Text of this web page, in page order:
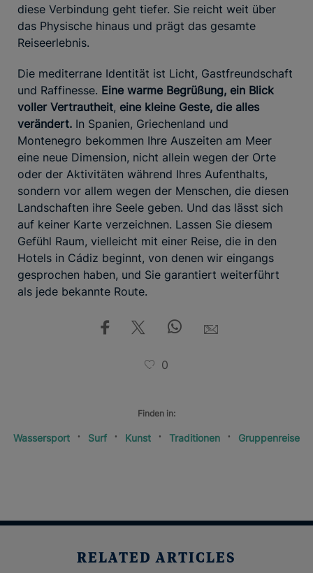
diese Verbindung geht tiefer. Sie reicht weit über
das Physische hinaus und prägt das gesamte
Reiseerlebnis.
Die mediterrane Identität ist Licht, Gastfreundschaft
und Raffinesse. Eine warme Begrüßung, ein Blick
voller Vertrautheit, eine kleine Geste, die alles
verändert. In Spanien, Griechenland und
Montenegro bekommen Ihre Auszeiten am Meer
eine neue Dimension, nicht allein wegen der Orte
oder der Aktivitäten während Ihres Aufenthalts,
sondern vor allem wegen der Menschen, die diesen
Landschaften ihre Seele geben. Und das lässt sich
auf keiner Karte verzeichnen. Lassen Sie diesem
Gefühl Raum, vielleicht mit einer Reise, die in den
Hotels in Cádiz beginnt, von denen wir eingangs
gesprochen haben, und Sie garantiert weiterführt
als jede bekannte Route.
0
Finden in:
Wassersport Surf Kunst Traditionen Gruppenreise
RELATED ARTICLES